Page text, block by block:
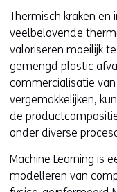
Thermisch kraken en
veelbelovende
valoriseren moeilijk
gemengd plastic
commercialisatie
vergemakkelijken,
de
onder diverse
Machine Learning is
modelleren van